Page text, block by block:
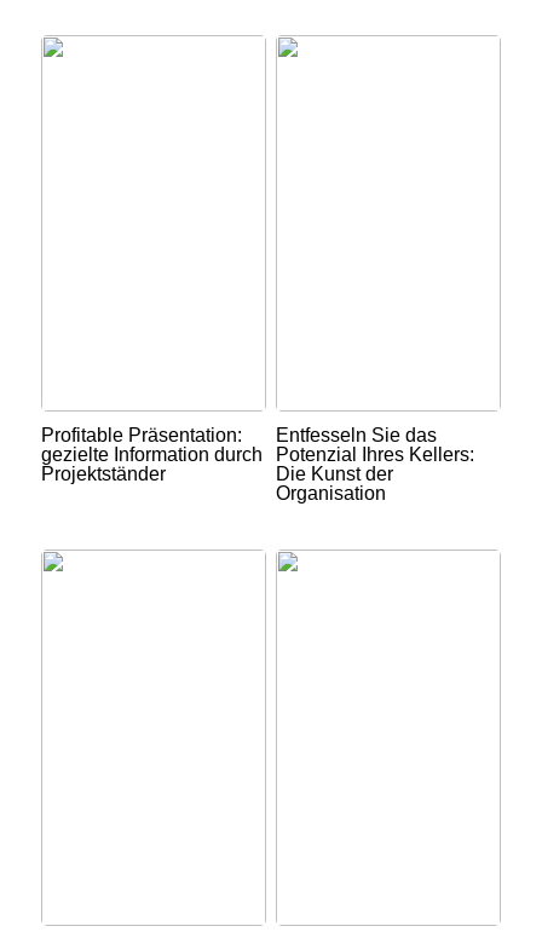
Profitable Präsentation:
gezielte Information durch
Projektständer
Entfesseln Sie das
Potenzial Ihres Kellers:
Die Kunst der
Organisation